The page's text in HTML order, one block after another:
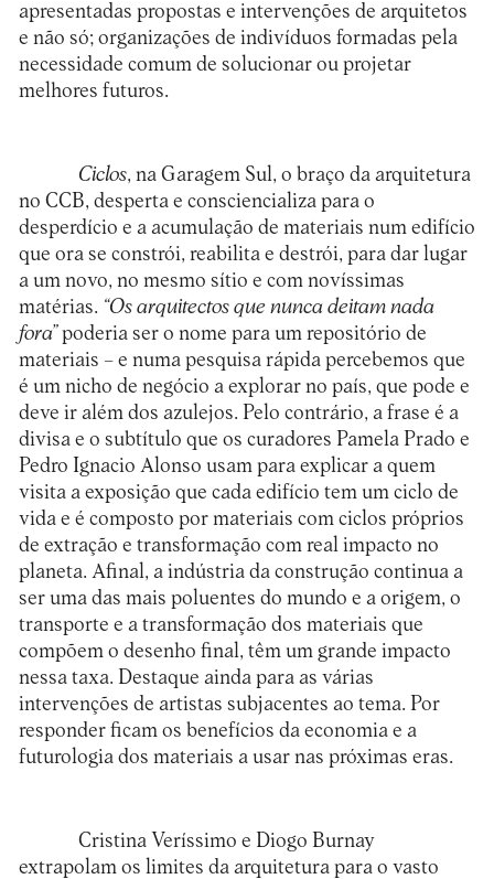
apresentadas propostas e intervenções de arquitetos
e não só; organizações de indivíduos formadas pela
necessidade comum de solucionar ou projetar
melhores futuros.
Ciclos, na Garagem Sul, o braço da arquitetura
no CCB, desperta e consciencializa para o
desperdício e a acumulação de materiais num edifício
que ora se constrói, reabilita e destrói, para dar lugar
a um novo, no mesmo sítio e com novíssimas
matérias. “Os arquitectos que nunca deitam nada
fora”poderia ser o nome para um repositório de
materiais – e numa pesquisa rápida percebemos que
é um nicho de negócio a explorar no país, que pode e
deve ir além dos azulejos. Pelo contrário, a frase é a
divisa e o subtítulo que os curadores Pamela Prado e
Pedro Ignacio Alonso usam para explicar a quem
visita a exposição que cada edifício tem um ciclo de
vida e é composto por materiais com ciclos próprios
de extração e transformação com real impacto no
planeta. Afinal, a indústria da construção continua a
ser uma das mais poluentes do mundo e a origem, o
transporte e a transformação dos materiais que
compõem o desenho final, têm um grande impacto
nessa taxa. Destaque ainda para as várias
intervenções de artistas subjacentes ao tema. Por
responder ficam os benefícios da economia e a
futurologia dos materiais a usar nas próximas eras.
Cristina Veríssimo e Diogo Burnay
extrapolam os limites da arquitetura para o vasto